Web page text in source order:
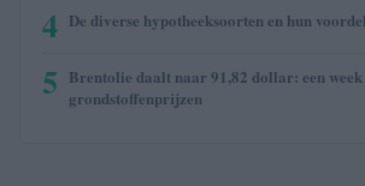
4 De diverse hypotheeksoorten en hun
5 Brentolie daalt naar 91,82 dollar: een
grondstoffenprijzen